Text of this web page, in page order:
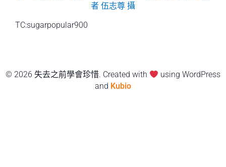
者 伍志尊 攝
TC:sugarpopular900
© 2026 失去之前學會珍惜. Created with
using WordPress
and Kubio